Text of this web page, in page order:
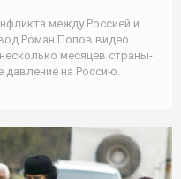
между Россией и
Роман Попов видео
месяцев страны-
давление на Россию.